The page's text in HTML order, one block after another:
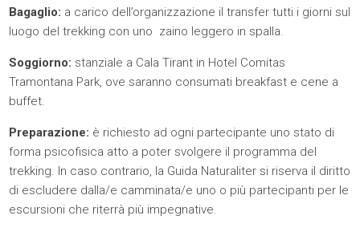
Bagaglio: a carico dell’organizzazione il transfer tutti i giorni sul
luogo del trekking con uno zaino leggero in spalla.
Soggiorno: stanziale a Cala Tirant in Hotel Comitas
Tramontana Park, ove saranno consumati breakfast e cene a
buffet.
Preparazione: è richiesto ad ogni partecipante uno stato di
forma psicofisica atto a poter svolgere il programma del
trekking. In caso contrario, la Guida Naturaliter si riserva il diritto
di escludere dalla/e camminata/e uno o più partecipanti per le
escursioni che riterrà più impegnative.